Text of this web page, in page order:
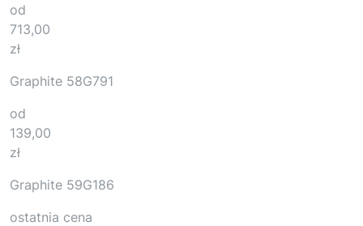
od
713,00
zł
Graphite 58G791
od
139,00
zł
Graphite 59G186
ostatnia cena